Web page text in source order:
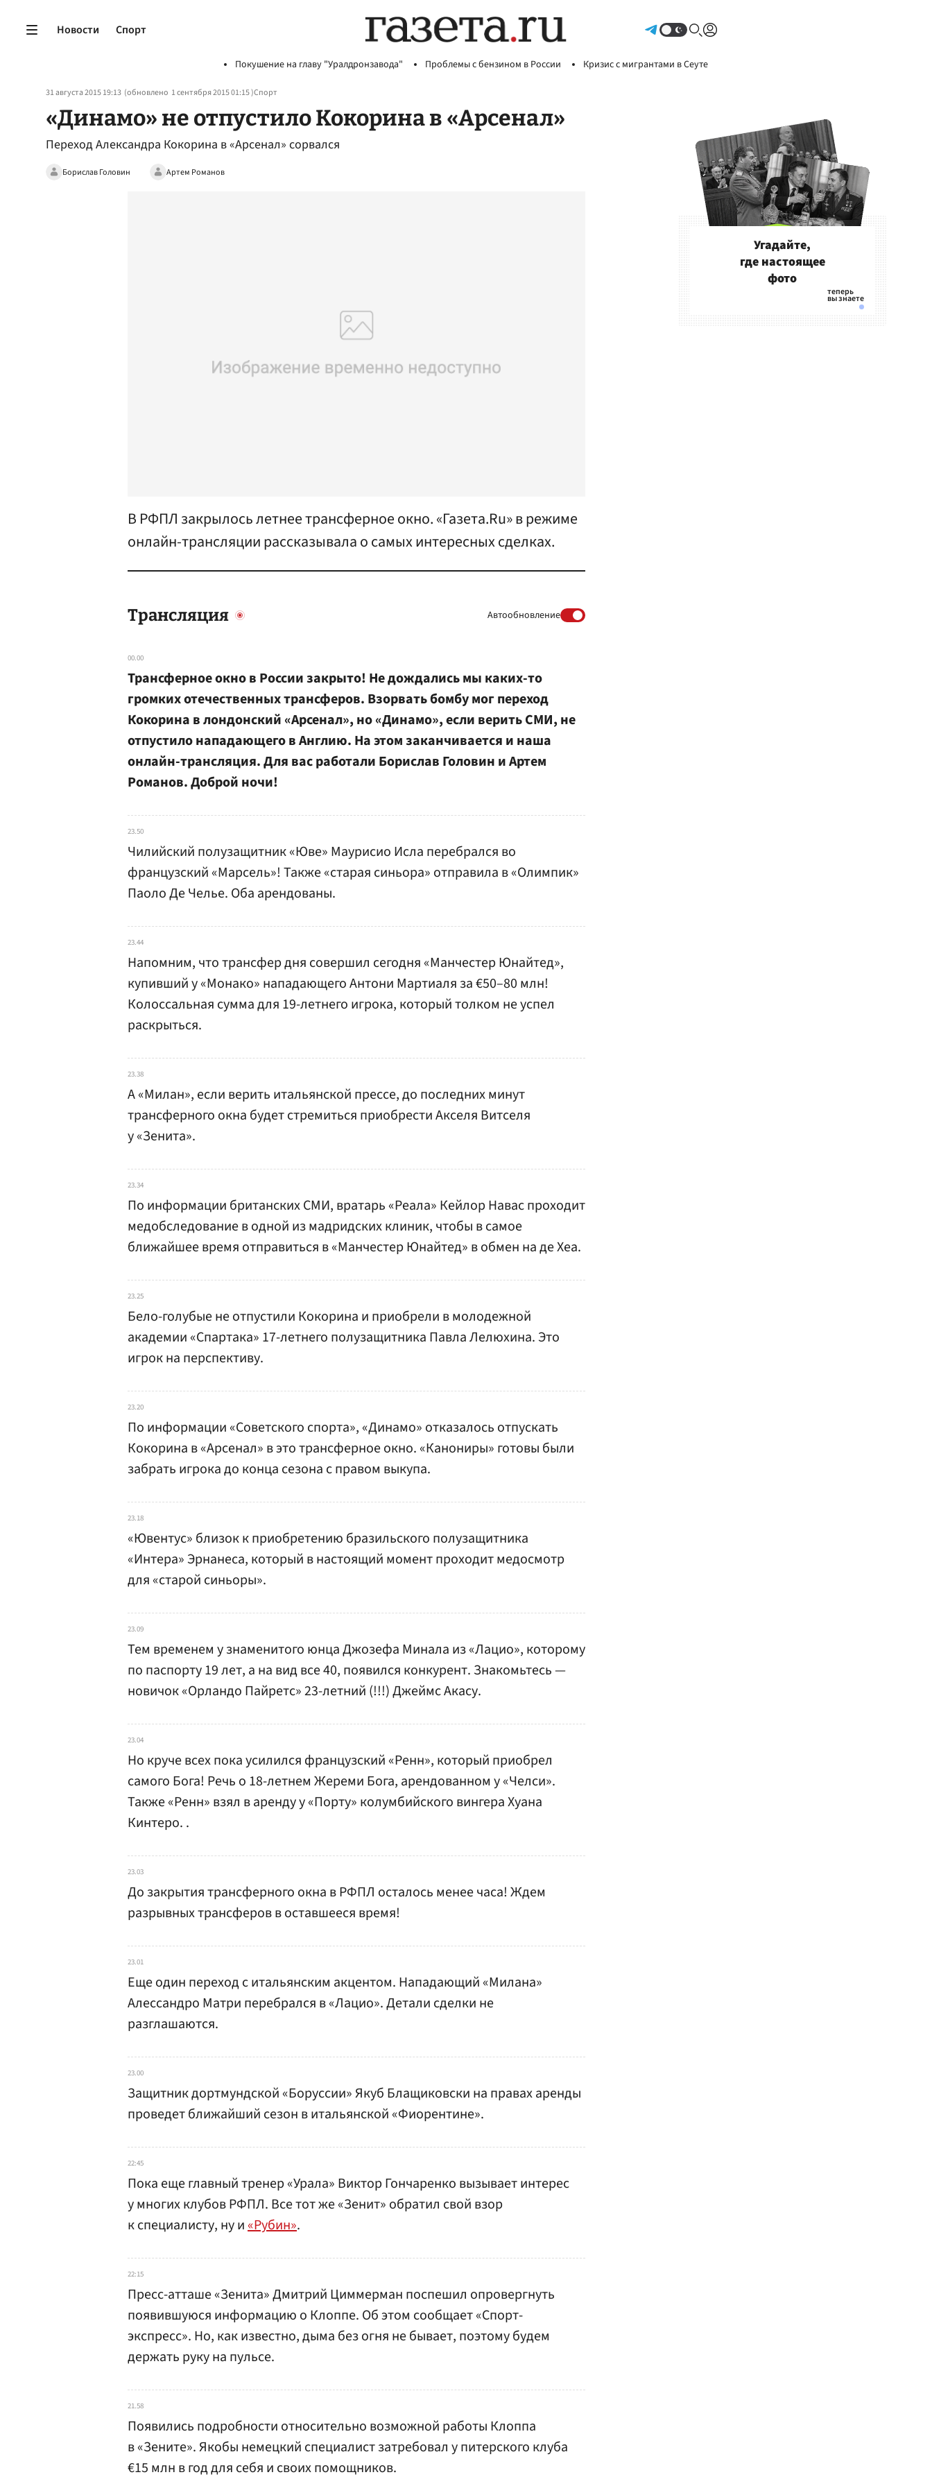
Новости Спорт
Покушение на главу "Уралдронзавода" Проблемы с бензином в России Кризис с мигрантами в Сеуте
31 августа 2015 19:13 (обновлено 1 сентября 2015 01:15)Спорт
«Динамо» не отпустило Кокорина в «Арсенал»
Переход Александра Кокорина в «Арсенал» сорвался
Борислав Головин Артем Романов
В РФПЛ закрылось летнее трансферное окно. «Газета.Ru» в режиме
онлайн-трансляции рассказывала о самых интересных сделках.
Трансляция Автообновление
00.00
Трансферное окно в России закрыто! Не дождались мы каких-то
громких отечественных трансферов. Взорвать бомбу мог переход
Кокорина в лондонский «Арсенал», но «Динамо», если верить СМИ, не
отпустило нападающего в Англию. На этом заканчивается и наша
онлайн-трансляция. Для вас работали Борислав Головин и Артем
Романов. Доброй ночи!
23.50
Чилийский полузащитник «Юве» Маурисио Исла перебрался во
французский «Марсель»! Также «старая синьора» отправила в «Олимпик»
Паоло Де Челье. Оба арендованы.
23.44
Напомним, что трансфер дня совершил сегодня «Манчестер Юнайтед»,
купивший у «Монако» нападающего Антони Мартиаля за €50–80 млн!
Колоссальная сумма для 19-летнего игрока, который толком не успел
раскрыться.
23.38
А «Милан», если верить итальянской прессе, до последних минут
трансферного окна будет стремиться приобрести Акселя Витселя
у «Зенита».
23.34
По информации британских СМИ, вратарь «Реала» Кейлор Навас проходит
медобследование в одной из мадридских клиник, чтобы в самое
ближайшее время отправиться в «Манчестер Юнайтед» в обмен на де Хеа.
23.25
Бело-голубые не отпустили Кокорина и приобрели в молодежной
академии «Спартака» 17-летнего полузащитника Павла Лелюхина. Это
игрок на перспективу.
23.20
По информации «Советского спорта», «Динамо» отказалось отпускать
Кокорина в «Арсенал» в это трансферное окно. «Канониры» готовы были
забрать игрока до конца сезона с правом выкупа.
23.18
«Ювентус» близок к приобретению бразильского полузащитника
«Интера» Эрнанеса, который в настоящий момент проходит медосмотр
для «старой синьоры».
23.09
Тем временем у знаменитого юнца Джозефа Минала из «Лацио», которому
по паспорту 19 лет, а на вид все 40, появился конкурент. Знакомьтесь —
новичок «Орландо Пайретс» 23-летний (!!!) Джеймс Акасу.
23.04
Но круче всех пока усилился французский «Ренн», который приобрел
самого Бога! Речь о 18-летнем Жереми Бога, арендованном у «Челси».
Также «Ренн» взял в аренду у «Порту» колумбийского вингера Хуана
Кинтеро. .
23.03
До закрытия трансферного окна в РФПЛ осталось менее часа! Ждем
разрывных трансферов в оставшееся время!
23.01
Еще один переход с итальянским акцентом. Нападающий «Милана»
Алессандро Матри перебрался в «Лацио». Детали сделки не
разглашаются.
23.00
Защитник дортмундской «Боруссии» Якуб Блащиковски на правах аренды
проведет ближайший сезон в итальянской «Фиорентине».
22:45
Пока еще главный тренер «Урала» Виктор Гончаренко вызывает интерес
у многих клубов РФПЛ. Все тот же «Зенит» обратил свой взор
к специалисту, ну и«Рубин».
22:15
Пресс-атташе «Зенита» Дмитрий Циммерман поспешил опровергнуть
появившуюся информацию о Клоппе. Об этом сообщает «Спорт-
экспресс». Но, как известно, дыма без огня не бывает, поэтому будем
держать руку на пульсе.
21.58
Появились подробности относительно возможной работы Клоппа
в «Зените». Якобы немецкий специалист затребовал у питерского клуба
€15 млн в год для себя и своих помощников.
Угадайте,
где настоящее
фото